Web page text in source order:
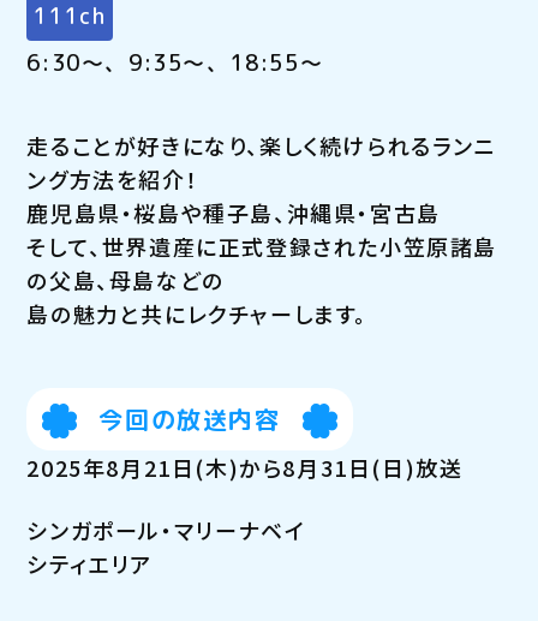
111ch
6:30～、9:35～、18:55～
走ることが好きになり、楽しく続けられるランニ
ング方法を紹介！
鹿児島県・桜島や種子島、沖縄県・宮古島
そして、世界遺産に正式登録された小笠原諸島
の父島、母島などの
島の魅力と共にレクチャーします。
今回の放送内容
2025年8月21日(木)から8月31日(日)放送
シンガポール・マリーナベイ
シティエリア